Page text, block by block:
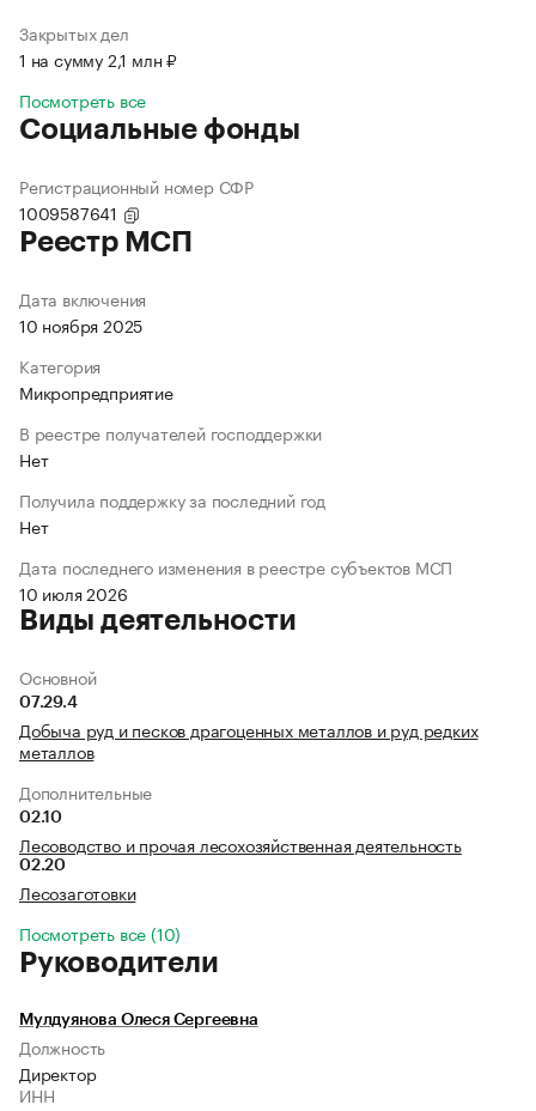
Закрытых дел
1 на сумму 2,1 млн ₽
Посмотреть все
Социальные фонды
Регистрационный номер СФР
1009587641
Реестр МСП
Дата включения
10 ноября 2025
Категория
Микропредприятие
В реестре получателей господдержки
Нет
Получила поддержку за последний год
Нет
Дата последнего изменения в реестре субъектов МСП
10 июля 2026
Виды деятельности
Основной
07.29.4
Добыча руд и песков драгоценных металлов и руд редких
металлов
Дополнительные
02.10
Лесоводство и прочая лесохозяйственная деятельность
02.20
Лесозаготовки
Посмотреть все (10)
Руководители
Мулдуянова Олеся Сергеевна
Должность
Директор
ИНН